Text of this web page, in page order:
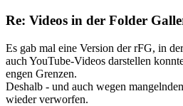
Re: Videos in der Folder
Es gab mal eine Version der rFG, in
auch YouTube-Videos darstellen
engen Grenzen.
Deshalb - und auch wegen
wieder verworfen.